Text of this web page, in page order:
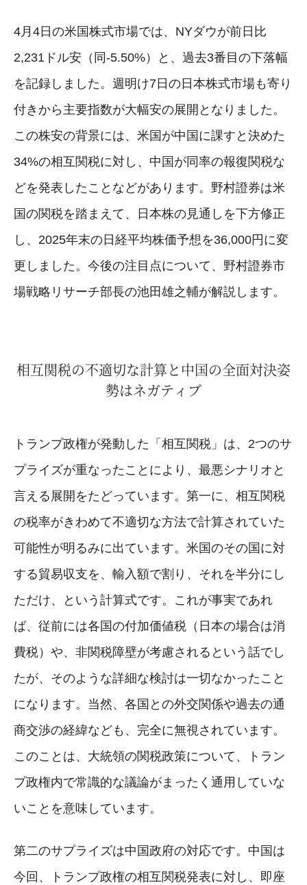
4月4日の米国株式市場では、NYダウが前日比
2,231ドル安（同-5.50%）と、過去3番目の下落幅
を記録しました。週明け7日の日本株式市場も寄り
付きから主要指数が大幅安の展開となりました。
この株安の背景には、米国が中国に課すと決めた
34%の相互関税に対し、中国が同率の報復関税な
どを発表したことなどがあります。野村證券は米
国の関税を踏まえて、日本株の見通しを下方修正
し、2025年末の日経平均株価予想を36,000円に変
更しました。今後の注目点について、野村證券市
場戦略リサーチ部長の池田雄之輔が解説します。
相互関税の不適切な計算と中国の全面対決姿
勢はネガティブ
トランプ政権が発動した「相互関税」は、2つのサ
プライズが重なったことにより、最悪シナリオと
言える展開をたどっています。第一に、相互関税
の税率がきわめて不適切な方法で計算されていた
可能性が明るみに出ています。米国のその国に対
する貿易収支を、輸入額で割り、それを半分にし
ただけ、という計算式です。これが事実であれ
ば、従前には各国の付加価値税（日本の場合は消
費税）や、非関税障壁が考慮されるという話でし
たが、そのような詳細な検討は一切なかったこと
になります。当然、各国との外交関係や過去の通
商交渉の経緯なども、完全に無視されています。
このことは、大統領の関税政策について、トラン
プ政権内で常識的な議論がまったく通用していな
いことを意味しています。
第二のサプライズは中国政府の対応です。中国は
今回、トランプ政権の相互関税発表に対し、即座